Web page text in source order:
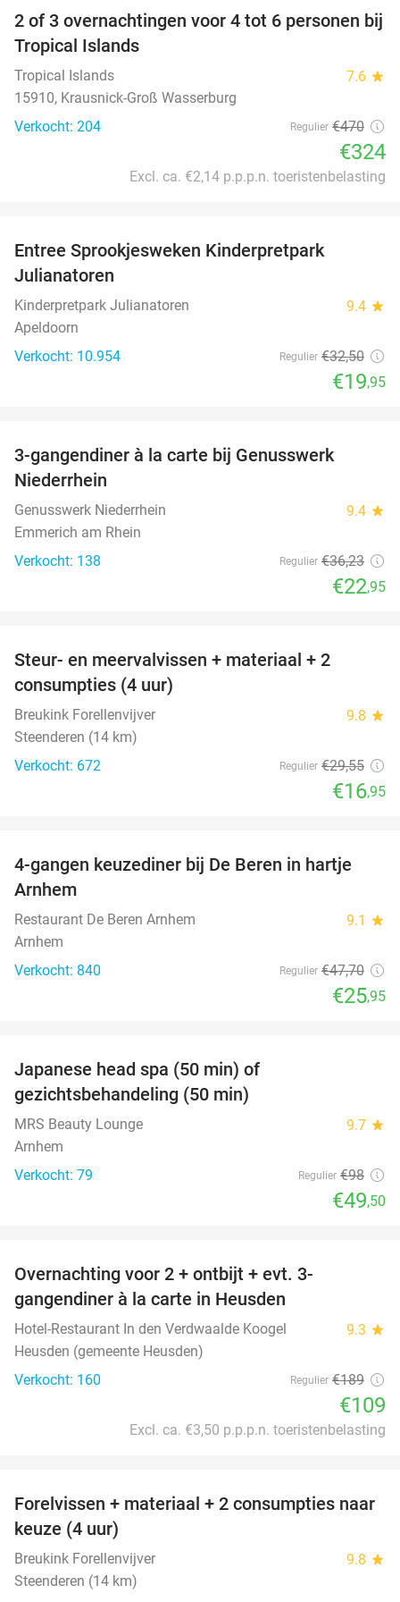
31%
2 of 3 overnachtingen voor 4 tot 6 personen bij
Tropical Islands
Tropical Islands 7.6 star
15910, Krausnick-Groß Wasserburg
Verkocht: 204
Regulier €470
€324
Excl. ca. €2,14 p.p.p.n. toeristenbelasting
Entree Sprookjesweken Kinderpretpark
Julianatoren
Kinderpretpark Julianatoren 9.4 star
Apeldoorn
Verkocht: 10.954
Regulier €32,50
€19,95
3-gangendiner à la carte bij Genusswerk
Niederrhein
Genusswerk Niederrhein 9.4 star
Emmerich am Rhein
Verkocht: 138
Regulier €36,23
€22,95
Steur- en meervalvissen + materiaal + 2
consumpties (4 uur)
Breukink Forellenvijver 9.8 star
Steenderen (14 km)
Verkocht: 672
Regulier €29,55
€16,95
46%
4-gangen keuzediner bij De Beren in hartje
Arnhem
Restaurant De Beren Arnhem 9.1 star
Arnhem
Verkocht: 840
Regulier €47,70
€25,95
Japanese head spa (50 min) of
gezichtsbehandeling (50 min)
MRS Beauty Lounge 9.7 star
Arnhem
Verkocht: 79
Regulier €98
€49,50
Overnachting voor 2 + ontbijt + evt. 3-
gangendiner à la carte in Heusden
Hotel-Restaurant In den Verdwaalde Koogel 9.3 star
Heusden (gemeente Heusden)
Verkocht: 160
Regulier €189
€109
Excl. ca. €3,50 p.p.p.n. toeristenbelasting
50%
Forelvissen + materiaal + 2 consumpties naar
keuze (4 uur)
Breukink Forellenvijver 9.8 star
Steenderen (14 km)